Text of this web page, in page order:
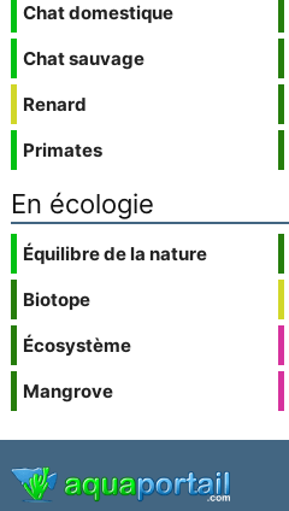
Chat domestique
Chat sauvage
Renard
Primates
En écologie
Équilibre de la nature
Biotope
Écosystème
Mangrove